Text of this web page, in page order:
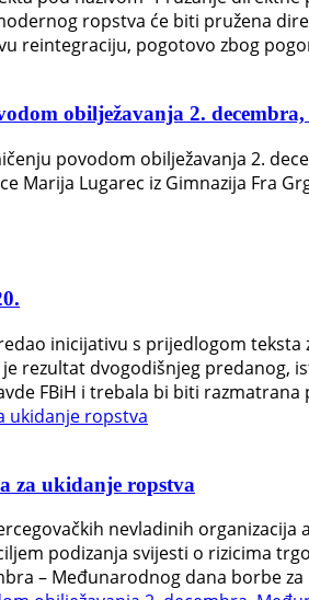
ropstva će biti pružena
reintegraciju, pogotovo zbog
obilježavanja 2.
povodom obilježavanja 2.
Marija Lugarec iz Gimnazija Fra
inicijativu s prijedlogom
rezultat dvogodišnjeg predanog,
FBiH i trebala bi biti
za ukidanje ropstva
nevladinih
podizanja svijesti o rizicima
– Međunarodnog dana borbe